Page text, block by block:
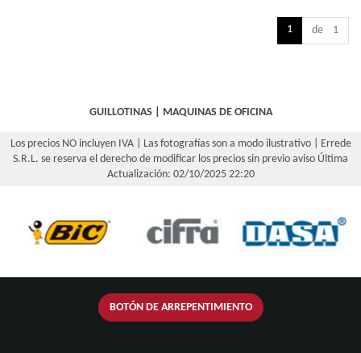
1 de 1
GUILLOTINAS MAQUINAS DE OFICINA
Los precios NO incluyen IVA | Las fotografías son a modo ilustrativo | Errede
S.R.L. se reserva el derecho de modificar los precios sin previo aviso Última
Actualización: 02/10/2025 22:20
BOTÓN DE ARREPENTIMIENTO